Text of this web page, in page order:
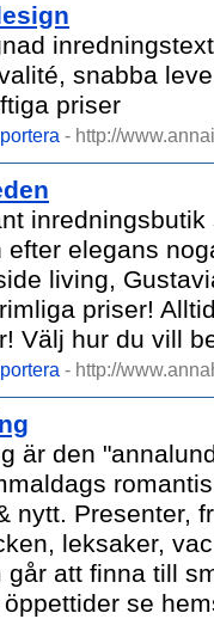
snabba
priser
- http://
efter elegans
living,
priser!
Välj hur du vill
- http://
är den
nytt. Presenter,
leksaker,
att finna till
se